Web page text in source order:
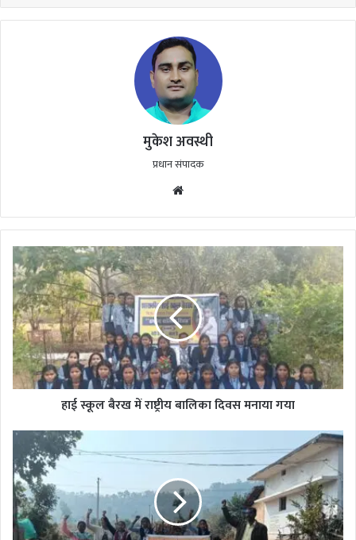
मुकेश अवस्थी
प्रधान संपादक
हाई
स्कूल
बैरख
में
राष्ट्रीय
बालिका
दिवस
मनाया
गया
हाई स्कूल बैरख में राष्ट्रीय बालिका दिवस मनाया गया
बैरख
स्कूल
में
मनाया
गया